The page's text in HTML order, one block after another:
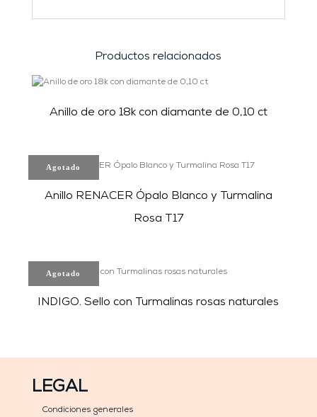
Productos relacionados
Anillo de oro 18k con diamante de 0,10 ct
Agotado
Anillo RENACER Ópalo Blanco y Turmalina
Rosa T17
Agotado
INDIGO. Sello con Turmalinas rosas naturales
LEGAL
Condiciones generales